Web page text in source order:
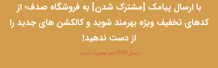
با ارسال پیامک [مشترک شدن] به فروشگاه صدف؛ از
کدهای تخفیف ویژه بهرمند شوید و کالکشن های جدید را
از دست ندهید!
ارسال STOP لغو عضویت است.